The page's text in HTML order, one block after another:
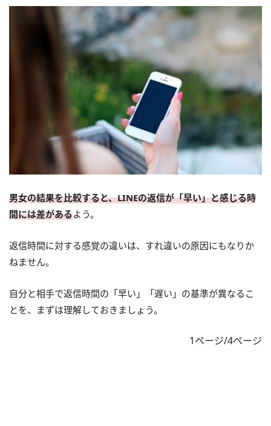
男女の結果を比較すると、LINEの返信が「早い」と感じる時
間には差があるよう。
返信時間に対する感覚の違いは、すれ違いの原因にもなりか
ねません。
自分と相手で返信時間の「早い」「遅い」の基準が異なるこ
とを、まずは理解しておきましょう。
1ページ/4ページ